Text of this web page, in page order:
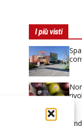
I più visti